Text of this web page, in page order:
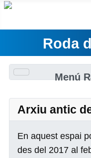
Roda
Menú
Arxiu antic
En aquest espai
des del 2017 al